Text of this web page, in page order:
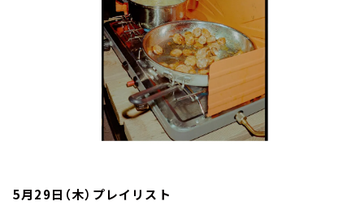
5月29日（木）プレイリスト